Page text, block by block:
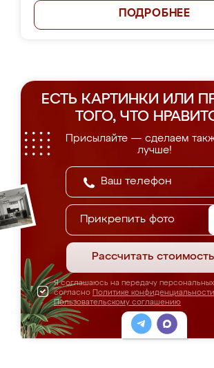
ПОДРОБНЕЕ
ЕСТЬ КАРТИНКИ ИЛИ
ТОГО, ЧТО
Присылайте — сделаем
лучше!
Прикрепить фото
Рассчитать стоимость
Я соглашаюсь на передачу
согласно Политике конфиденциальности
Пользовательскому соглашению